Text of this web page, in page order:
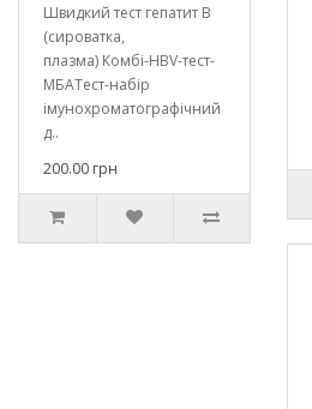
Швидкий тест гепатит В
(сироватка,
плазма) Комбі-HBV-тест-
МБАТест-набір
імунохроматографічний
д..
200.00 грн